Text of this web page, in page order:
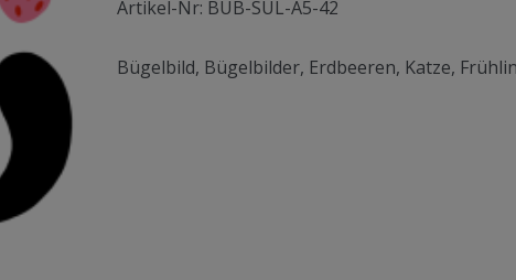
Artikel-Nr: BÜB-SUL-A5-42
Bügelbild, Bügelbilder, Erdbeeren, Katze,